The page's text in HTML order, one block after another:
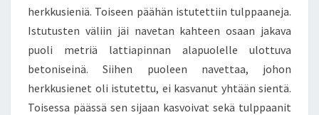
herkkusieniä. Toiseen päähän istutettiin tulppaaneja.
Istutusten väliin jäi navetan kahteen osaan jakava
puoli metriä lattiapinnan alapuolelle ulottuva
betoniseinä. Siihen puoleen navettaa, johon
herkkusienet oli istutettu, ei kasvanut yhtään sientä.
Toisessa päässä sen sijaan kasvoivat sekä tulppaanit